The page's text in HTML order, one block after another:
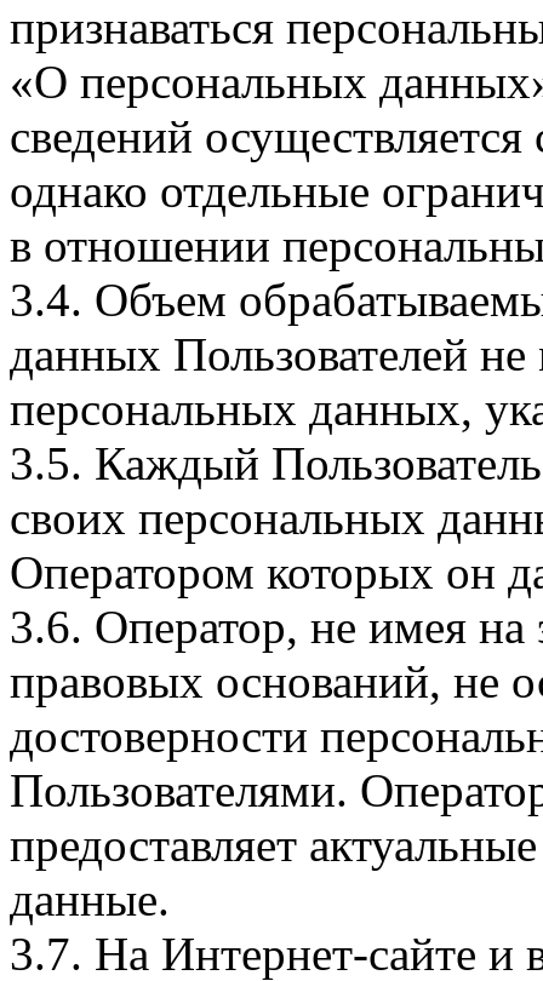
признаваться
«О персональных
сведений
однако отдельные
в отношении
3.4. Объем
данных Пользователей
персональных данных,
3.5. Каждый
своих персональных
Оператором которых он
3.6. Оператор, не имея
правовых оснований, не
достоверности
Пользователями.
предоставляет
данные.
3.7. На Интернет-сайте